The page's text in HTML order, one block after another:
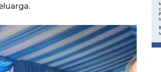
ribu sambungan baru
gas 2026
08-07 18:00:00